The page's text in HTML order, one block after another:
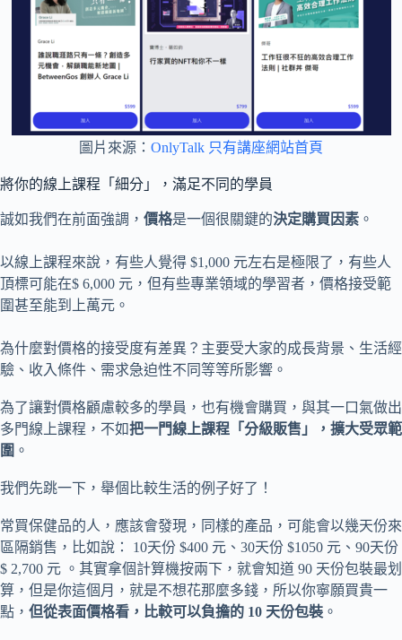
圖片來源： OnlyTalk 只有講座網站首頁
將你的線上課程「細分」，滿足不同的學員
誠如我們在前面強調， 價格是一個很關鍵的決定購買因素 。
以線上課程來說，有些人覺得 $1,000 元左右是極限了，有些人
頂標可能在$ 6,000 元，但有些專業領域的學習者，價格接受範
圍甚至能到上萬元。
為什麼對價格的接受度有差異？主要受大家的成長背景、生活經
驗、收入條件、需求急迫性不同等等所影響。
為了讓對價格顧慮較多的學員，也有機會購買，與其一口氣做出
多門線上課程，不如把一門線上課程「分級販售」，擴大受眾範
圍 。
我們先跳一下，舉個比較生活的例子好了！
常買保健品的人，應該會發現，同樣的產品，可能會以幾天份來
區隔銷售，比如說： 10天份 $400 元、30天份 $1050 元、90天份
$ 2,700 元 。其實拿個計算機按兩下，就會知道 90 天份包裝最划
算，但是你這個月，就是不想花那麼多錢，所以你寧願買貴一
點， 但從表面價格看，比較可以負擔的 10 天份包裝 。